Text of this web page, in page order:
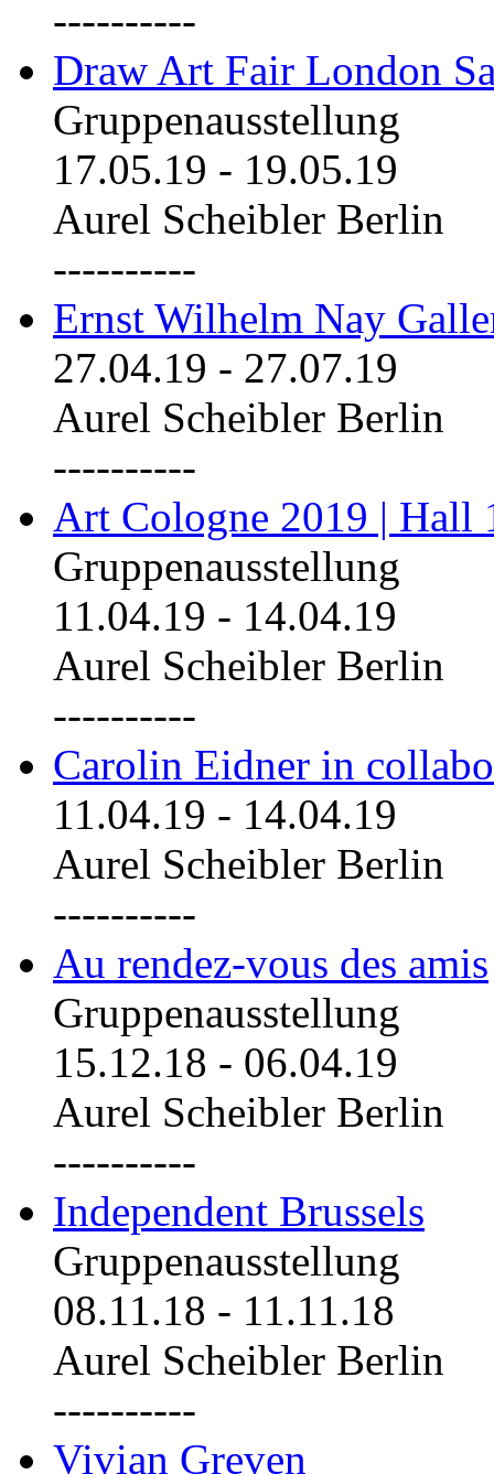
----------
Draw Art Fair London
Gruppenausstellung
17.05.19 - 19.05.19
Aurel Scheibler Berlin
----------
Ernst Wilhelm Nay
27.04.19 - 27.07.19
Aurel Scheibler Berlin
----------
Art Cologne 2019 | Hall
Gruppenausstellung
11.04.19 - 14.04.19
Aurel Scheibler Berlin
----------
Carolin Eidner in
11.04.19 - 14.04.19
Aurel Scheibler Berlin
----------
Au rendez-vous des amis
Gruppenausstellung
15.12.18 - 06.04.19
Aurel Scheibler Berlin
----------
Independent Brussels
Gruppenausstellung
08.11.18 - 11.11.18
Aurel Scheibler Berlin
----------
Vivian Greven